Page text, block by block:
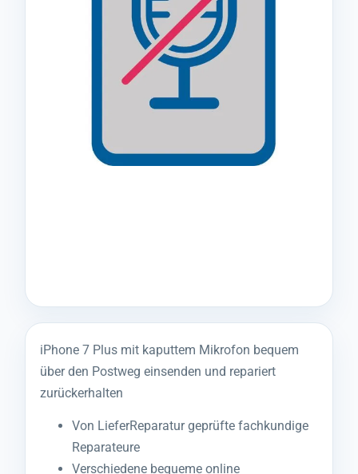
iPhone 7 Plus mit kaputtem Mikrofon bequem
über den Postweg einsenden und repariert
zurückerhalten
Von LieferReparatur geprüfte fachkundige
Reparateure
Verschiedene bequeme online